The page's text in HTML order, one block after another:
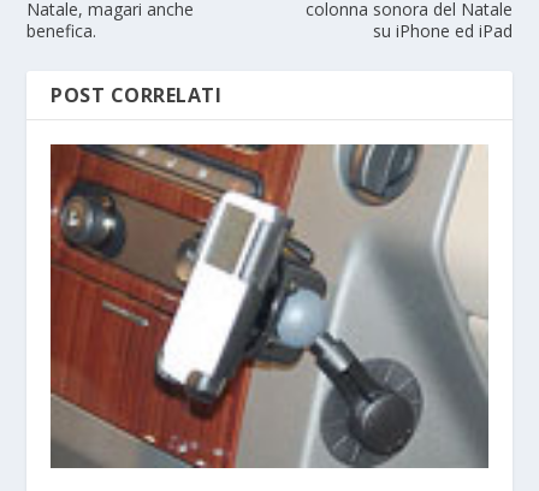
Natale, magari anche
benefica.
colonna sonora del Natale
su iPhone ed iPad
POST CORRELATI